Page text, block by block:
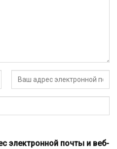
электронной почты и веб-